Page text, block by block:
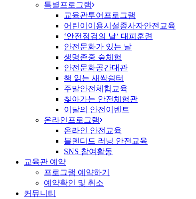
특별프로그램
교육관투어프로그램
어린이이용시설종사자안전교육
‘안전점검의 날‘ 대피훈련
안전문화가 있는 날
생명존중 숲체험
안전문화공간대관
책 읽는 새싹쉼터
주말안전체험교육
찾아가는 안전체험관
이달의 안전이벤트
온라인프로그램
온라인 안전교육
블렌디드 러닝 안전교육
SNS 참여활동
교육관 예약
프로그램 예약하기
예약확인 및 취소
커뮤니티